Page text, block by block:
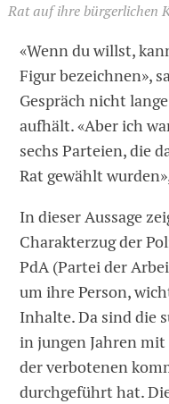
Rat auf ihre bürgerlichen
«Wenn du willst,
Figur bezeichnen»,
Gespräch nicht
aufhält. «Aber ich
sechs Parteien, die
Rat gewählt
In dieser Aussage
Charakterzug der
PdA (Partei der
um ihre Person,
Inhalte. Da sind die
in jungen Jahren mit
der verbotenen
durchgeführt hat.